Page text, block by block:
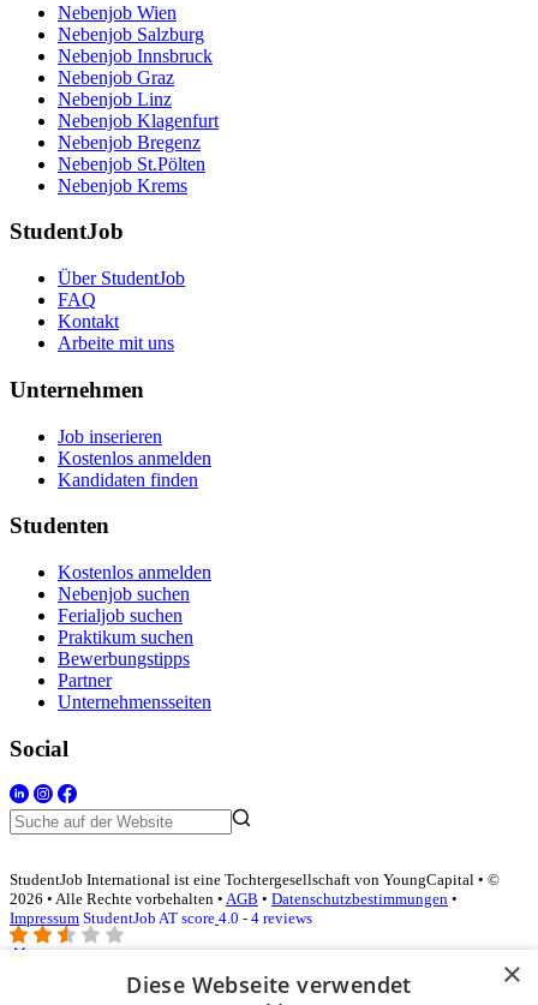
Nebenjob Wien
Nebenjob Salzburg
Nebenjob Innsbruck
Nebenjob Graz
Nebenjob Linz
Nebenjob Klagenfurt
Nebenjob Bregenz
Nebenjob St.Pölten
Nebenjob Krems
StudentJob
Über StudentJob
FAQ
Kontakt
Arbeite mit uns
Unternehmen
Job inserieren
Kostenlos anmelden
Kandidaten finden
Studenten
Kostenlos anmelden
Nebenjob suchen
Ferialjob suchen
Praktikum suchen
Bewerbungstipps
Partner
Unternehmensseiten
Social
StudentJob International ist eine Tochtergesellschaft von YoungCapital • ©
2026 • Alle Rechte vorbehalten • AGB • Datenschutzbestimmungen •
Impressum StudentJob AT score 4.0 - 4 reviews
×
Diese Webseite verwendet